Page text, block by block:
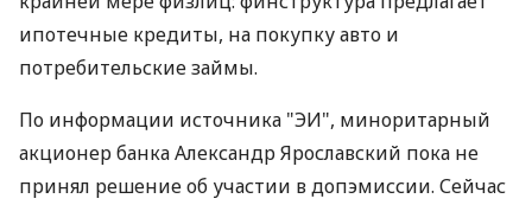
ипотечные кредиты, на покупку авто и
потребительские займы.
По информации источника "ЭИ", миноритарный
акционер банка Александр Ярославский пока не
принял решение об участии в допэмиссии. Сейчас